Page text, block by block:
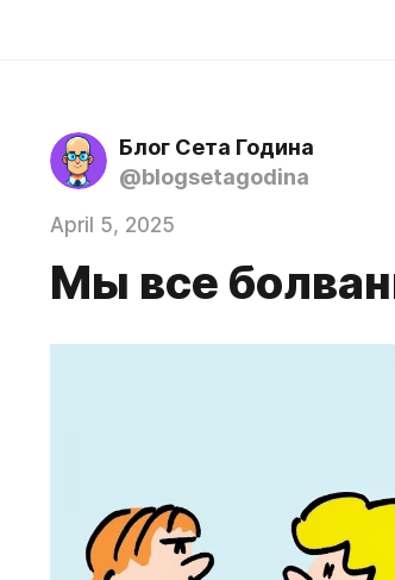
Блог Сета Година
@blogsetagodina
April 5, 2025
Мы все